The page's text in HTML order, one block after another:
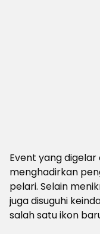
Event yang
menghadirkan
pelari. Selain
juga disuguhi
salah satu ikon